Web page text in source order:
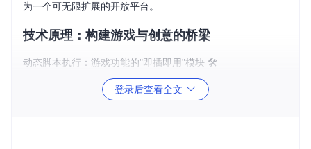
为一个可无限扩展的开放平台。
技术原理：构建游戏与创意的桥梁
动态脚本执行：游戏功能的"即插即用"模块 🛠️
BG3SE的核心在于其嵌入式Lua虚拟机，这一设计类似于为游
戏配备了"通用接口插槽"。传统游戏修改往往需要深入了解底
登录后查看全文